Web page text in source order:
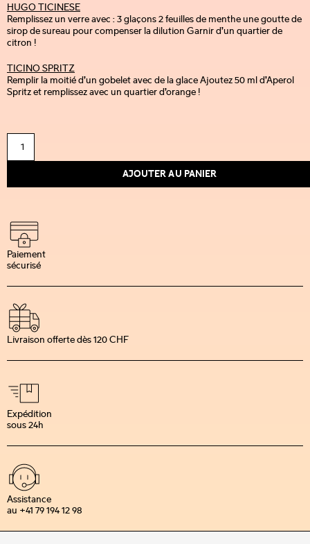
HUGO TICINESE
Remplissez un verre avec : 3 glaçons 2 feuilles de menthe une goutte de
sirop de sureau pour compenser la dilution Garnir d’un quartier de
citron !
TICINO SPRITZ
Remplir la moitié d’un gobelet avec de la glace Ajoutez 50 ml d’Aperol
Spritz et remplissez avec un quartier d’orange !
AJOUTER AU PANIER
Paiement
sécurisé
Livraison offerte dès 120 CHF
Expédition
sous 24h
Assistance
au +41 79 194 12 98